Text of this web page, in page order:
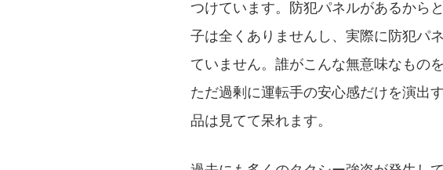
つけています。防犯パネルがあるから
子は全くありませんし、実際に防犯パ
ていません。誰がこんな無意味なもの
ただ過剰に運転手の安心感だけを演出
品は見てて呆れます。